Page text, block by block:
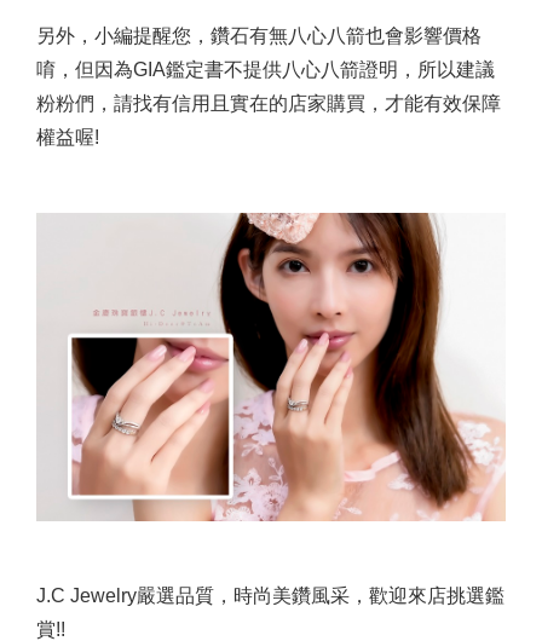
另外，小編提醒您，鑽石有無八心八箭也會影響價格
唷，但因為GIA鑑定書不提供八心八箭證明，所以建議
粉粉們，請找有信用且實在的店家購買，才能有效保障
權益喔!
J.C Jewelry嚴選品質，時尚美鑽風采，歡迎來店挑選鑑
賞!!